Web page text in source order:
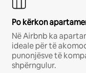
Po kërkon
Në Airbnb ka
ideale për të
punonjësve të
shpërngulur.